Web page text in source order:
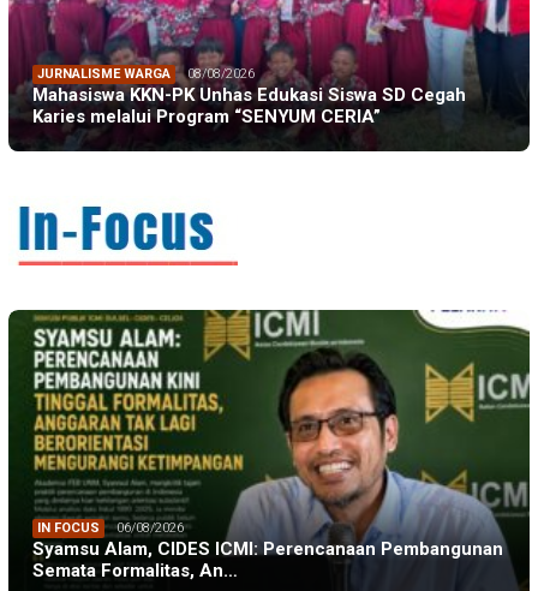
JURNALISME WARGA 08/08/2026
Mahasiswa KKN-PK Unhas Edukasi Siswa SD Cegah
Karies melalui Program “SENYUM CERIA”
IN FOCUS 06/08/2026
Syamsu Alam, CIDES ICMI: Perencanaan Pembangunan
Semata Formalitas, An…